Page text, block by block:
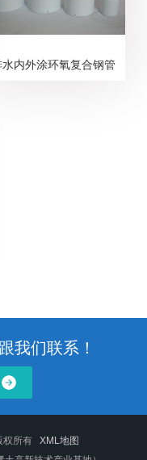
水内外涂环氧复合钢管
我们联系！
权所有 XML地图